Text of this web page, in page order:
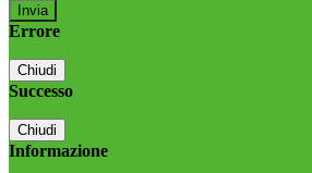
Errore
Chiudi
Successo
Chiudi
Informazione